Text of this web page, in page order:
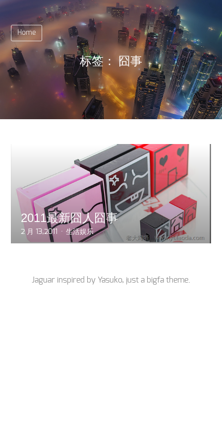
Home
标签：囧事
2011最新囧人囧事
2 月 13,2011 生活娱乐
Jaguar inspired by Yasuko, just a bigfa theme.